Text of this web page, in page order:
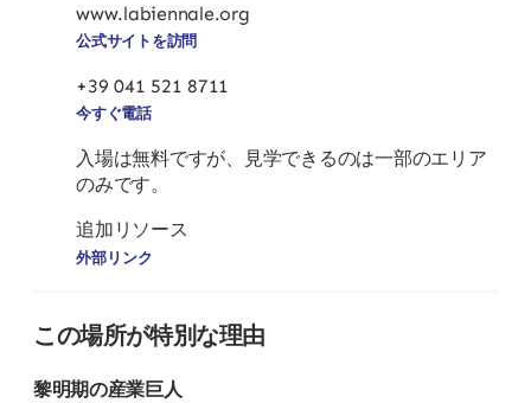
www.labiennale.org
公式サイトを訪問
+39 041 521 8711
今すぐ電話
入場は無料ですが、見学できるのは一部のエリア
のみです。
追加リソース
外部リンク
この場所が特別な理由
黎明期の産業巨人